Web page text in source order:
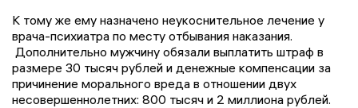
К тому же ему назначено неукоснительное лечение у
врача-психиатра по месту отбывания наказания.
Дополнительно мужчину обязали выплатить штраф в
размере 30 тысяч рублей и денежные компенсации за
причинение морального вреда в отношении двух
несовершеннолетних: 800 тысяч и 2 миллиона рублей.